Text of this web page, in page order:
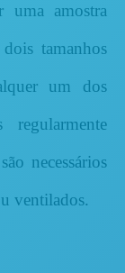
uma amostra
tamanhos
um dos
necessários
ventilados.